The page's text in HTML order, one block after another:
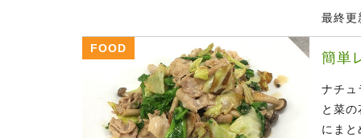
最終
簡単
ナチュ
と菜
にまと
FOOD